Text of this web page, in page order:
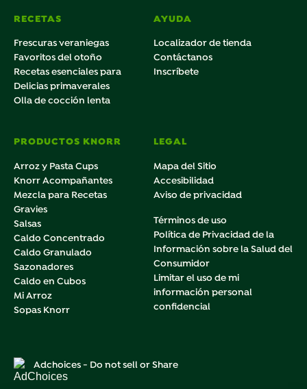
RECETAS
Frescuras veraniegas
Favoritos del otoño
Recetas esenciales para
Delicias primaverales
Olla de cocción lenta
AYUDA
Localizador de tienda
Contáctanos
Inscríbete
PRODUCTOS KNORR
Arroz y Pasta Cups
Knorr Acompañantes
Mezcla para Recetas
Gravies
Salsas
Caldo Concentrado
Caldo Granulado
Sazonadores
Caldo en Cubos
Mi Arroz
Sopas Knorr
LEGAL
Mapa del Sitio
Accesibilidad
Aviso de privacidad
Términos de uso
Política de Privacidad de la
Información sobre la Salud del
Consumidor
Limitar el uso de mi
información personal
confidencial
Adchoices - Do not sell or Share